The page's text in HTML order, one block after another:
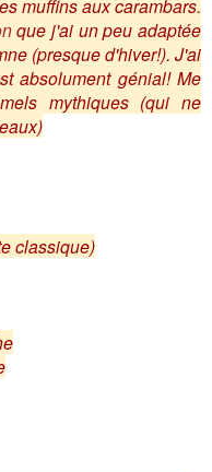
muffins aux carambars.
que j'ai un peu adaptée
(presque d'hiver!). J'ai
absolument génial! Me
mythiques (qui ne
classique)